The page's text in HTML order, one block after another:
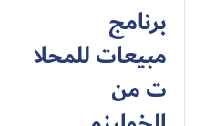
برنامج
مبيعات للمحلا
ت من